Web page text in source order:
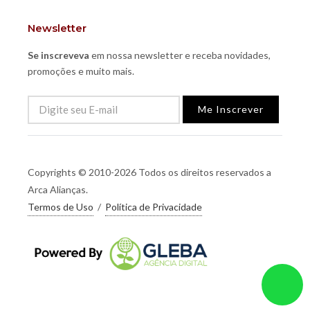
Newsletter
Se inscreveva em nossa newsletter e receba novidades,
promoções e muito mais.
Me Inscrever
Copyrights © 2010-2026 Todos os direitos reservados a
Arca Alianças.
Termos de Uso / Política de Privacidade